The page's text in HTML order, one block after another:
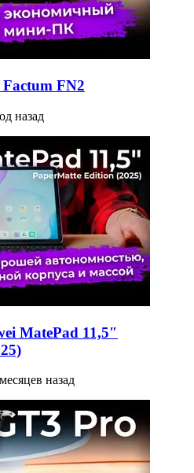
FN2
назад
MatePad 11,5″
назад